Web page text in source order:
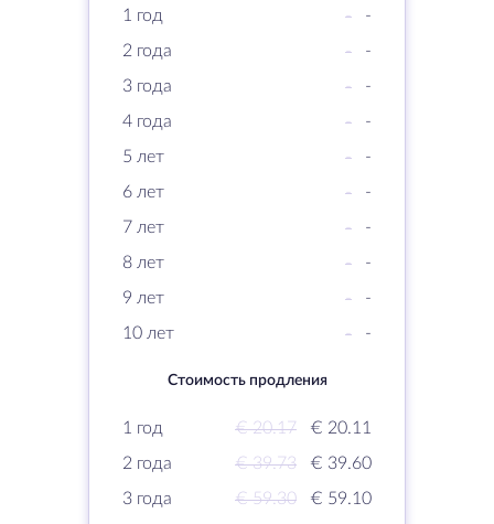
1 год -
-
2 года
-
-
3 года
-
-
4 года
-
-
5 лет
-
-
6 лет
-
-
7 лет
-
-
8 лет
-
-
9 лет
-
-
10 лет
- -
Стоимость продления
1 год € 20.17
€ 20.11
2 года
€ 39.73
€ 39.60
3 года
€ 59.30
€ 59.10